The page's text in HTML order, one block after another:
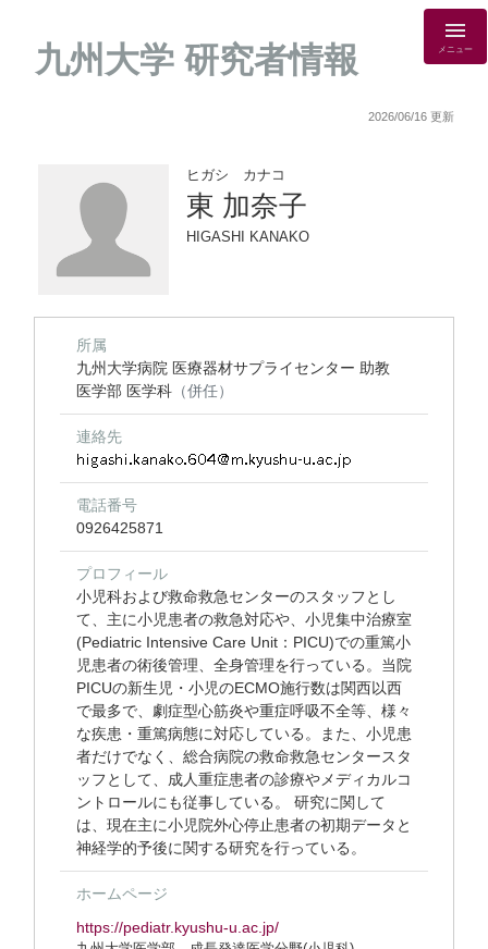
九州大学 研究者情報 メニュー
2026/06/16 更新
ヒガシ カナコ
東 加奈子
HIGASHI KANAKO
所属
九州大学病院 医療器材サプライセンター 助教
医学部 医学科 （併任）
連絡先
電話番号
0926425871
プロフィール
小児科および救命救急センターのスタッフとし
て、主に小児患者の救急対応や、小児集中治療室
(Pediatric Intensive Care Unit：PICU)での重篤小
児患者の術後管理、全身管理を行っている。当院
PICUの新生児・小児のECMO施行数は関西以西
で最多で、劇症型心筋炎や重症呼吸不全等、様々
な疾患・重篤病態に対応している。また、小児患
者だけでなく、総合病院の救命救急センタースタ
ッフとして、成人重症患者の診療やメディカルコ
ントロールにも従事している。 研究に関して
は、現在主に小児院外心停止患者の初期データと
神経学的予後に関する研究を行っている。
ホームページ
https://pediatr.kyushu-u.ac.jp/